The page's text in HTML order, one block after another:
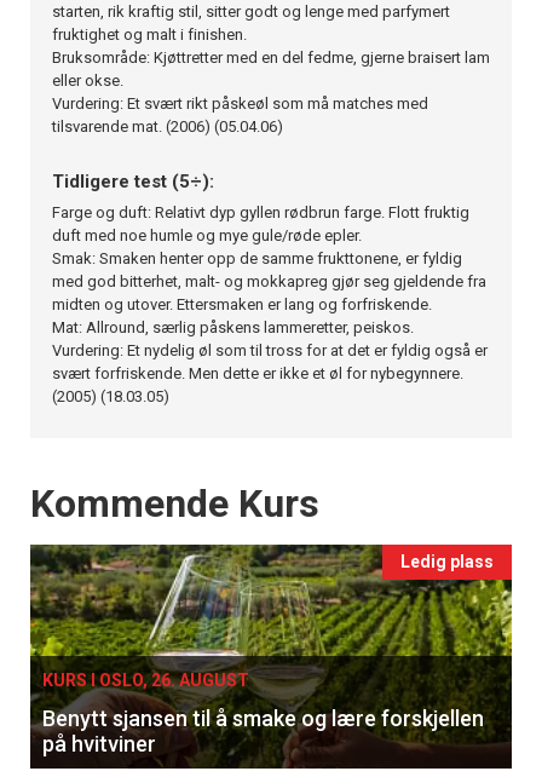
starten, rik kraftig stil, sitter godt og lenge med parfymert
fruktighet og malt i finishen.
Bruksområde: Kjøttretter med en del fedme, gjerne braisert lam
eller okse.
Vurdering: Et svært rikt påskeøl som må matches med
tilsvarende mat. (2006) (05.04.06)
Tidligere test (5÷):
Farge og duft: Relativt dyp gyllen rødbrun farge. Flott fruktig
duft med noe humle og mye gule/røde epler.
Smak: Smaken henter opp de samme frukttonene, er fyldig
med god bitterhet, malt- og mokkapreg gjør seg gjeldende fra
midten og utover. Ettersmaken er lang og forfriskende.
Mat: Allround, særlig påskens lammeretter, peiskos.
Vurdering: Et nydelig øl som til tross for at det er fyldig også er
svært forfriskende. Men dette er ikke et øl for nybegynnere.
(2005) (18.03.05)
Events
Kommende Kurs
Ledig plass
KURS I OSLO, 26. AUGUST
Benytt sjansen til å smake og lære forskjellen
på hvitviner